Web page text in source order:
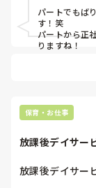
パートでもば
す！笑
パートから正
りますね！
保育・お仕事
放課後デイサー
放課後デイサー